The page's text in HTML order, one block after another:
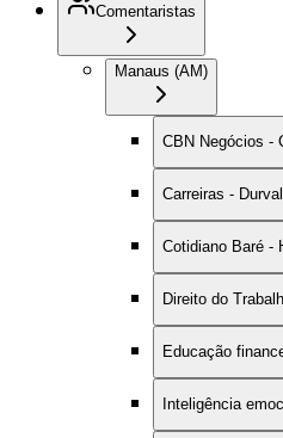
Comentaristas
Manaus (AM)
CBN Negócios -
Carreiras -
Cotidiano Baré -
Direito do
Educação
Inteligência